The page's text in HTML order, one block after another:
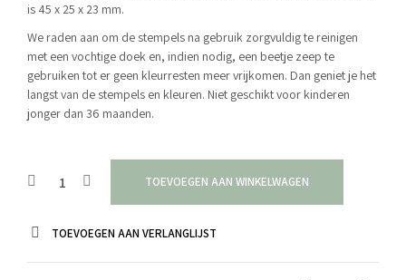
is 45 x 25 x 23 mm.
We raden aan om de stempels na gebruik zorgvuldig te reinigen
met een vochtige doek en, indien nodig, een beetje zeep te
gebruiken tot er geen kleurresten meer vrijkomen. Dan geniet je het
langst van de stempels en kleuren. Niet geschikt voor kinderen
jonger dan 36 maanden.
TOEVOEGEN AAN WINKELWAGEN
TOEVOEGEN AAN VERLANGLIJST